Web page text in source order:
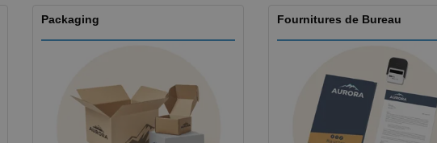
Packaging Fournitures de Bureau